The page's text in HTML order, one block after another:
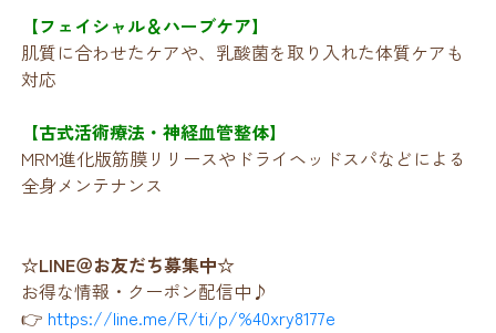
【フェイシャル＆ハーブケア】
肌質に合わせたケアや、乳酸菌を取り入れた体質ケアも
対応
【古式活術療法・神経血管整体】
MRM進化版筋膜リリースやドライヘッドスパなどによる
全身メンテナンス
☆LINE＠お友だち募集中☆
お得な情報・クーポン配信中♪
👉 https://line.me/R/ti/p/%40xry8177e